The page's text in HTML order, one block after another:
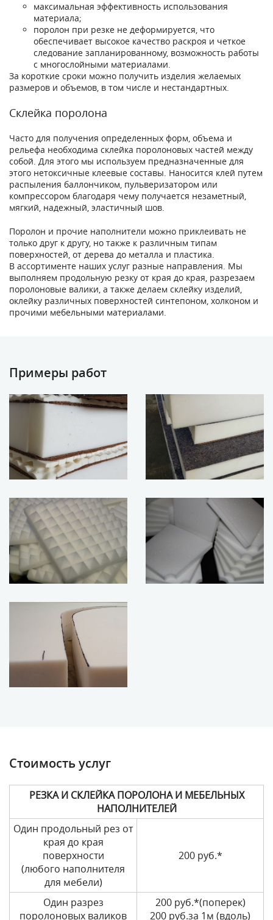
максимальная эффективность использования
материала;
поролон при резке не деформируется, что
обеспечивает высокое качество раскроя и четкое
следование запланированному, возможность работы
с многослойными материалами.
За короткие сроки можно получить изделия желаемых
размеров и объемов, в том числе и нестандартных.
Склейка поролона
Часто для получения определенных форм, объема и
рельефа необходима склейка поролоновых частей между
собой. Для этого мы используем предназначенные для
этого нетоксичные клеевые составы. Наносится клей путем
распыления баллончиком, пульверизатором или
компрессором благодаря чему получается незаметный,
мягкий, надежный, эластичный шов.
Поролон и прочие наполнители можно приклеивать не
только друг к другу, но также к различным типам
поверхностей, от дерева до металла и пластика.
В ассортименте наших услуг разные направления. Мы
выполняем продольную резку от края до края, разрезаем
поролоновые валики, а также делаем склейку изделий,
оклейку различных поверхностей синтепоном, холконом и
прочими мебельными материалами.
Примеры работ
Стоимость услуг
РЕЗКА И СКЛЕЙКА ПОРОЛОНА И МЕБЕЛЬНЫХ
НАПОЛНИТЕЛЕЙ
Один продольный рез от
края до края
поверхности
(любого наполнителя
для мебели)
200 руб.*
Один разрез
поролоновых валиков
200 руб.*(поперек)
200 руб.за 1м (вдоль)